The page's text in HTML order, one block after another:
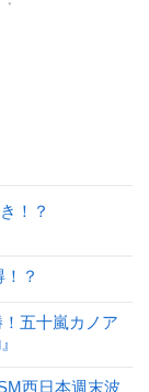
！？
？
五十嵐カノア
西日本週末波